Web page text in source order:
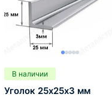
В наличии
Уголок 25х25х3 мм